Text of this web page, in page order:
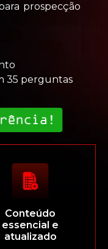
prospecção
35 perguntas
Conteúdo
essencial e
atualizado